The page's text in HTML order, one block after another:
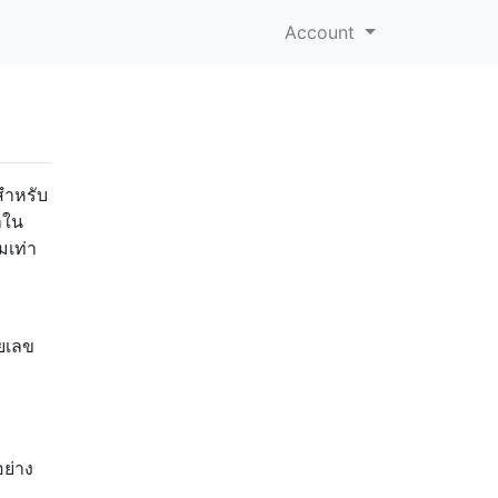
Account
หรับ
น
ท่า
ลข
าง